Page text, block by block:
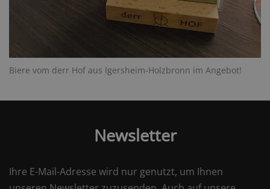
Biere vom derr Hof aus Igersheim-Holzbronn im Angebot!
Newsletter
Ihre E-Mail-Adresse wird nur genutzt, um Ihnen